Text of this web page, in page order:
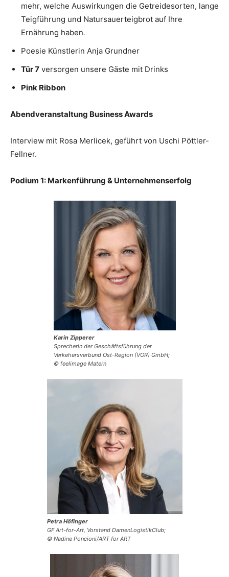
mehr, welche Auswirkungen die Getreidesorten, lange
Teigführung und Natursauerteigbrot auf Ihre
Ernährung haben.
Poesie Künstlerin Anja Grundner
Tür 7 versorgen unsere Gäste mit Drinks
Pink Ribbon
Abendveranstaltung Business Awards
Interview mit Rosa Merlicek, geführt von Uschi Pöttler-
Fellner.
Podium 1: Markenführung & Unternehmenserfolg
Karin Zipperer
Sprecherin der Geschäftsführung der
Verkehersverbund Ost-Region (VOR) GmbH;
© feelimage Matern
Petra Höfinger
GF Art-for-Art, Vorstand DamenLogistikClub;
© Nadine Poncioni/ART for ART